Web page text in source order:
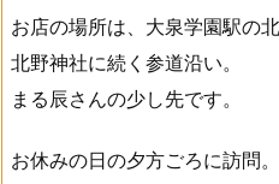
お店の場所は、大泉学園駅の北
北野神社に続く参道沿い。
まる辰さんの少し先です。
お休みの日の夕方ごろに訪問。